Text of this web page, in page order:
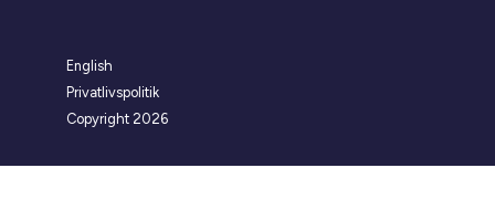
English
Privatlivspolitik
Copyright 2026